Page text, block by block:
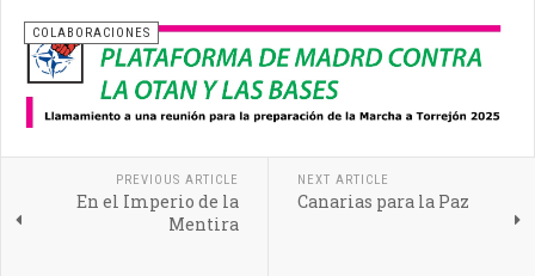
COLABORACIONES
PREVIOUS ARTICLE
En el Imperio de la
Mentira
NEXT ARTICLE
Canarias para la Paz